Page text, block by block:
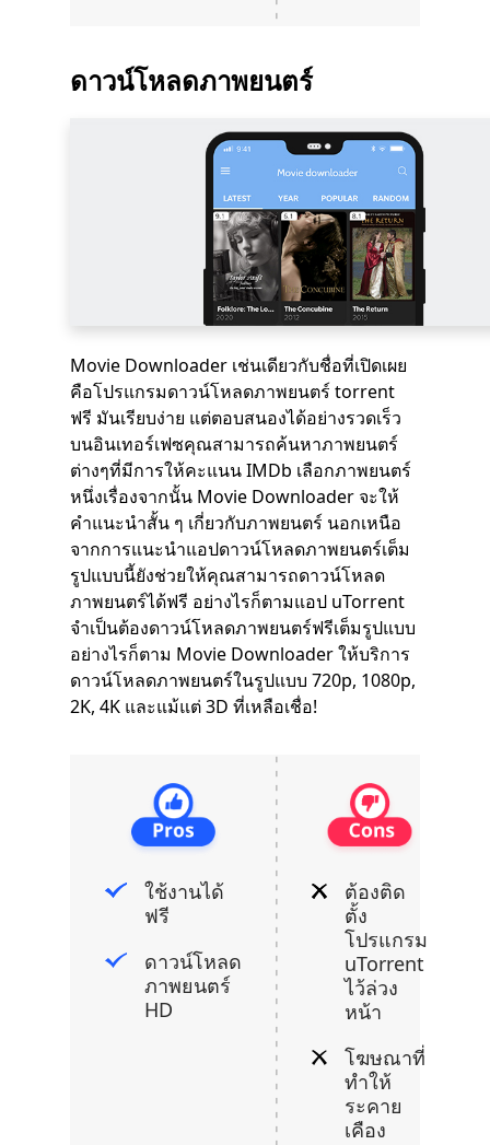
ดาวน์โหลดภาพยนตร์
Movie Downloader เช่นเดียวกับชื่อที่เปิดเผย
คือโปรแกรมดาวน์โหลดภาพยนตร์ torrent
ฟรี มันเรียบง่าย แต่ตอบสนองได้อย่างรวดเร็ว
บนอินเทอร์เฟซคุณสามารถค้นหาภาพยนตร์
ต่างๆที่มีการให้คะแนน IMDb เลือกภาพยนตร์
หนึ่งเรื่องจากนั้น Movie Downloader จะให้
คำแนะนำสั้น ๆ เกี่ยวกับภาพยนตร์ นอกเหนือ
จากการแนะนำแอปดาวน์โหลดภาพยนตร์เต็ม
รูปแบบนี้ยังช่วยให้คุณสามารถดาวน์โหลด
ภาพยนตร์ได้ฟรี อย่างไรก็ตามแอป uTorrent
จำเป็นต้องดาวน์โหลดภาพยนตร์ฟรีเต็มรูปแบบ
อย่างไรก็ตาม Movie Downloader ให้บริการ
ดาวน์โหลดภาพยนตร์ในรูปแบบ 720p, 1080p,
2K, 4K และแม้แต่ 3D ที่เหลือเชื่อ!
ใช้งานได้
ฟรี
ดาวน์โหลด
ภาพยนตร์
HD
ต้องติด
ตั้ง
โปรแกรม
uTorrent
ไว้ล่วง
หน้า
โฆษณาที่
ทำให้
ระคาย
เคือง